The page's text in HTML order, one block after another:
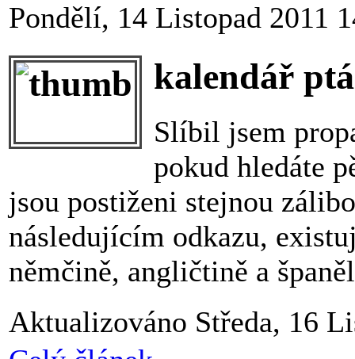
Pondělí, 14 Listopad 2011
kalendář
Slíbil jsem
pokud hledáte
jsou postiženi stejnou
následujícím odkazu,
němčině, angličtině a
Aktualizováno Středa, 16